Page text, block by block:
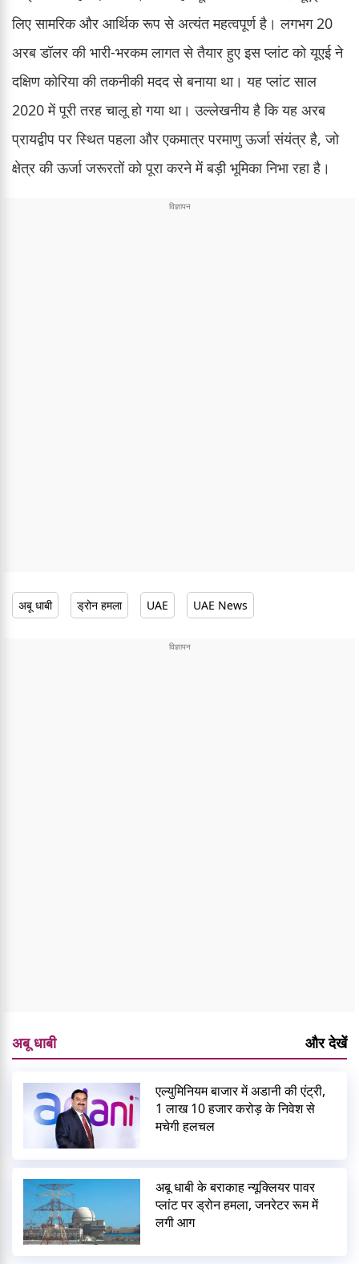
लिए सामरिक और आर्थिक रूप से अत्यंत महत्वपूर्ण है। लगभग 20
अरब डॉलर की भारी-भरकम लागत से तैयार हुए इस प्लांट को यूएई ने
दक्षिण कोरिया की तकनीकी मदद से बनाया था। यह प्लांट साल
2020 में पूरी तरह चालू हो गया था। उल्लेखनीय है कि यह अरब
प्रायद्वीप पर स्थित पहला और एकमात्र परमाणु ऊर्जा संयंत्र है, जो
क्षेत्र की ऊर्जा जरूरतों को पूरा करने में बड़ी भूमिका निभा रहा है।
अबू धाबी ड्रोन हमला UAE UAE News
अबू धाबी और देखें
एल्युमिनियम बाजार में अडानी की एंट्री,
1 लाख 10 हजार करोड़ के निवेश से
मचेगी हलचल
अबू धाबी के बराकाह न्यूक्लियर पावर
प्लांट पर ड्रोन हमला, जनरेटर रूम में
लगी आग